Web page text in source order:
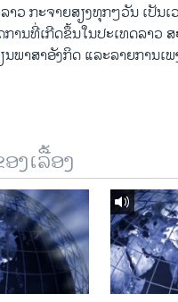
າວ​ ກະຈາຍສຽງ​ທຸກໆ​ວັນ ​ເປັ
ານ​​ທີ່​ເກີດ​ຂຶ້ນ​ໃນ​ປະ​ເທດ​ລາວ
ພາສາ​ອັງກິດ ​ແລະ​ລາຍການ​ເ
ງເລື້ອງ